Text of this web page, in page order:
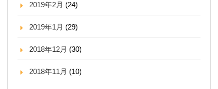
2019年2月 (24)
2019年1月 (29)
2018年12月 (30)
2018年11月 (10)